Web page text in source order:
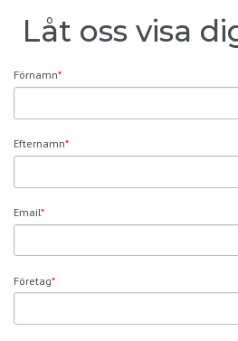
Låt oss visa
Förnamn*
Efternamn*
Email*
Företag*